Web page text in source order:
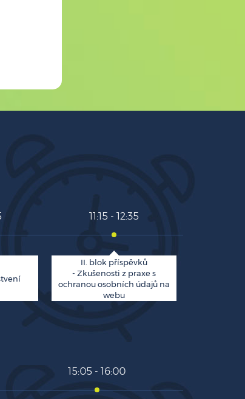
11:15 - 12:35
II. blok příspěvků
- Zkušenosti z praxe s
ochranou osobních údajů na
webu
15:05 - 16:00